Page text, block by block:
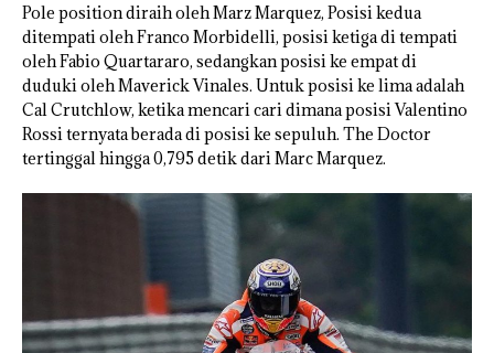
Pole position diraih oleh Marz Marquez, Posisi kedua
ditempati oleh Franco Morbidelli, posisi ketiga di tempati
oleh Fabio Quartararo, sedangkan posisi ke empat di
duduki oleh Maverick Vinales. Untuk posisi ke lima adalah
Cal Crutchlow, ketika mencari cari dimana posisi Valentino
Rossi ternyata berada di posisi ke sepuluh. The Doctor
tertinggal hingga 0,795 detik dari Marc Marquez.